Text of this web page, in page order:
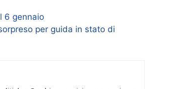
6 gennaio
per guida in stato di